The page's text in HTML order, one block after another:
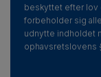
Lilian
57 og lærer
beskyttet efter lov
forbeholder sig
udnytte indholdet
ophavsretslovens